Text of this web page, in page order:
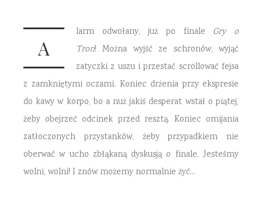
A
larm odwołany, już po finale Gry o
Tron! Można wyjść ze schronów, wyjąć
zatyczki z uszu i przestać scrollować fejsa
z zamkniętymi oczami. Koniec drżenia przy ekspresie
do kawy w korpo, bo a nuż jakiś desperat wstał o piątej,
żeby obejrzeć odcinek przed resztą. Koniec omijania
zatłoczonych przystanków, żeby przypadkiem nie
oberwać w ucho zbłąkaną dyskusją o finale. Jesteśmy
wolni, wolni! I znów możemy normalnie żyć…